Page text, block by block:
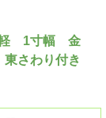
軽 1寸幅 金
さわり付き